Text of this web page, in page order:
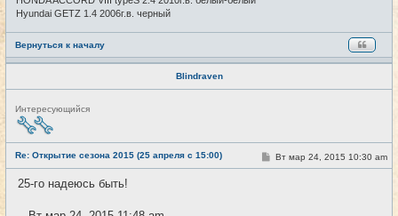
Hyundai GETZ 1.4 2006г.в. черный
Вернуться к началу
Blindraven
Н
е
в
т
и
Интересующийся
Re: Открытие сезона 2015 (25 апреля с 15:00) #8
С
о
Вт мар 24, 2015 10:30 am
25-го надеюсь быть!